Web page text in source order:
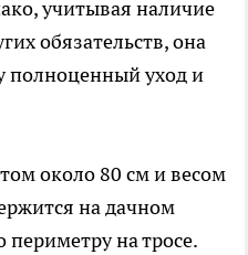
учитывая наличие
обязательств, она
полноценный уход и
около 80 см и весом
на дачном
периметру на тросе.